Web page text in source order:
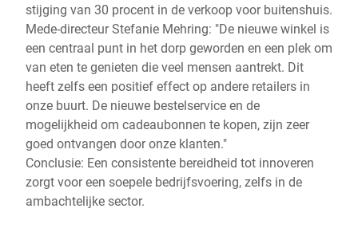
stijging van 30 procent in de verkoop voor buitenshuis.
Mede-directeur Stefanie Mehring: "De nieuwe winkel is
een centraal punt in het dorp geworden en een plek om
van eten te genieten die veel mensen aantrekt. Dit
heeft zelfs een positief effect op andere retailers in
onze buurt. De nieuwe bestelservice en de
mogelijkheid om cadeaubonnen te kopen, zijn zeer
goed ontvangen door onze klanten."
Conclusie: Een consistente bereidheid tot innoveren
zorgt voor een soepele bedrijfsvoering, zelfs in de
ambachtelijke sector.